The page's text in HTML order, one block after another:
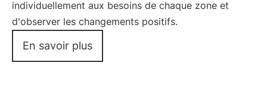
individuellement aux besoins de chaque zone et
d'observer les changements positifs.
En savoir plus